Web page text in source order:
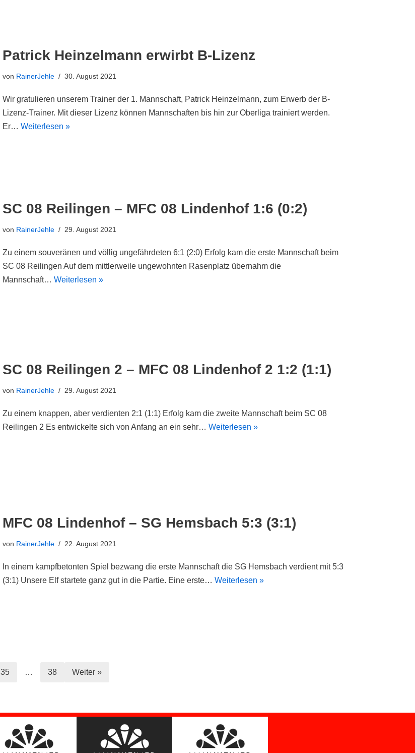
Patrick Heinzelmann erwirbt B-Lizenz
von RainerJehle 30. August 2021
Wir gratulieren unserem Trainer der 1. Mannschaft, Patrick Heinzelmann, zum Erwerb der B-
Lizenz-Trainer. Mit dieser Lizenz können Mannschaften bis hin zur Oberliga trainiert werden.
Er… Weiterlesen »
SC 08 Reilingen – MFC 08 Lindenhof 1:6 (0:2)
von RainerJehle 29. August 2021
Zu einem souveränen und völlig ungefährdeten 6:1 (2:0) Erfolg kam die erste Mannschaft beim
SC 08 Reilingen Auf dem mittlerweile ungewohnten Rasenplatz übernahm die
Mannschaft… Weiterlesen »
SC 08 Reilingen 2 – MFC 08 Lindenhof 2 1:2 (1:1)
von RainerJehle 29. August 2021
Zu einem knappen, aber verdienten 2:1 (1:1) Erfolg kam die zweite Mannschaft beim SC 08
Reilingen 2 Es entwickelte sich von Anfang an ein sehr… Weiterlesen »
MFC 08 Lindenhof – SG Hemsbach 5:3 (3:1)
von RainerJehle 22. August 2021
In einem kampfbetonten Spiel bezwang die erste Mannschaft die SG Hemsbach verdient mit 5:3
(3:1) Unsere Elf startete ganz gut in die Partie. Eine erste… Weiterlesen »
35 … 38 Weiter »